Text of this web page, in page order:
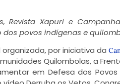
Revista Xapuri e
povos indígenas e
por iniciativa da
Quilombolas, a
em Defesa dos